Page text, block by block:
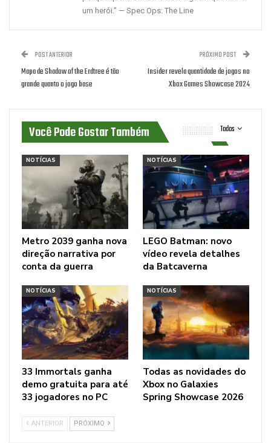
um herói.” — Spec Ops: The Line
POST ANTERIOR
Mapa de Shadow of the Erdtree é tão
grande quanto o jogo base
PRÓXIMO POST
Insider revela quantidade de jogos no
Xbox Games Showcase 2024
Todos
Você Pode Gostar Também
NOTÍCIAS
Metro 2039 ganha nova
direção narrativa por
conta da guerra
NOTÍCIAS
LEGO Batman: novo
vídeo revela detalhes
da Batcaverna
NOTÍCIAS
33 Immortals ganha
demo gratuita para até
33 jogadores no PC
NOTÍCIAS
Todas as novidades do
Xbox no Galaxies
Spring Showcase 2026
ANTERIOR PRÓXIMO